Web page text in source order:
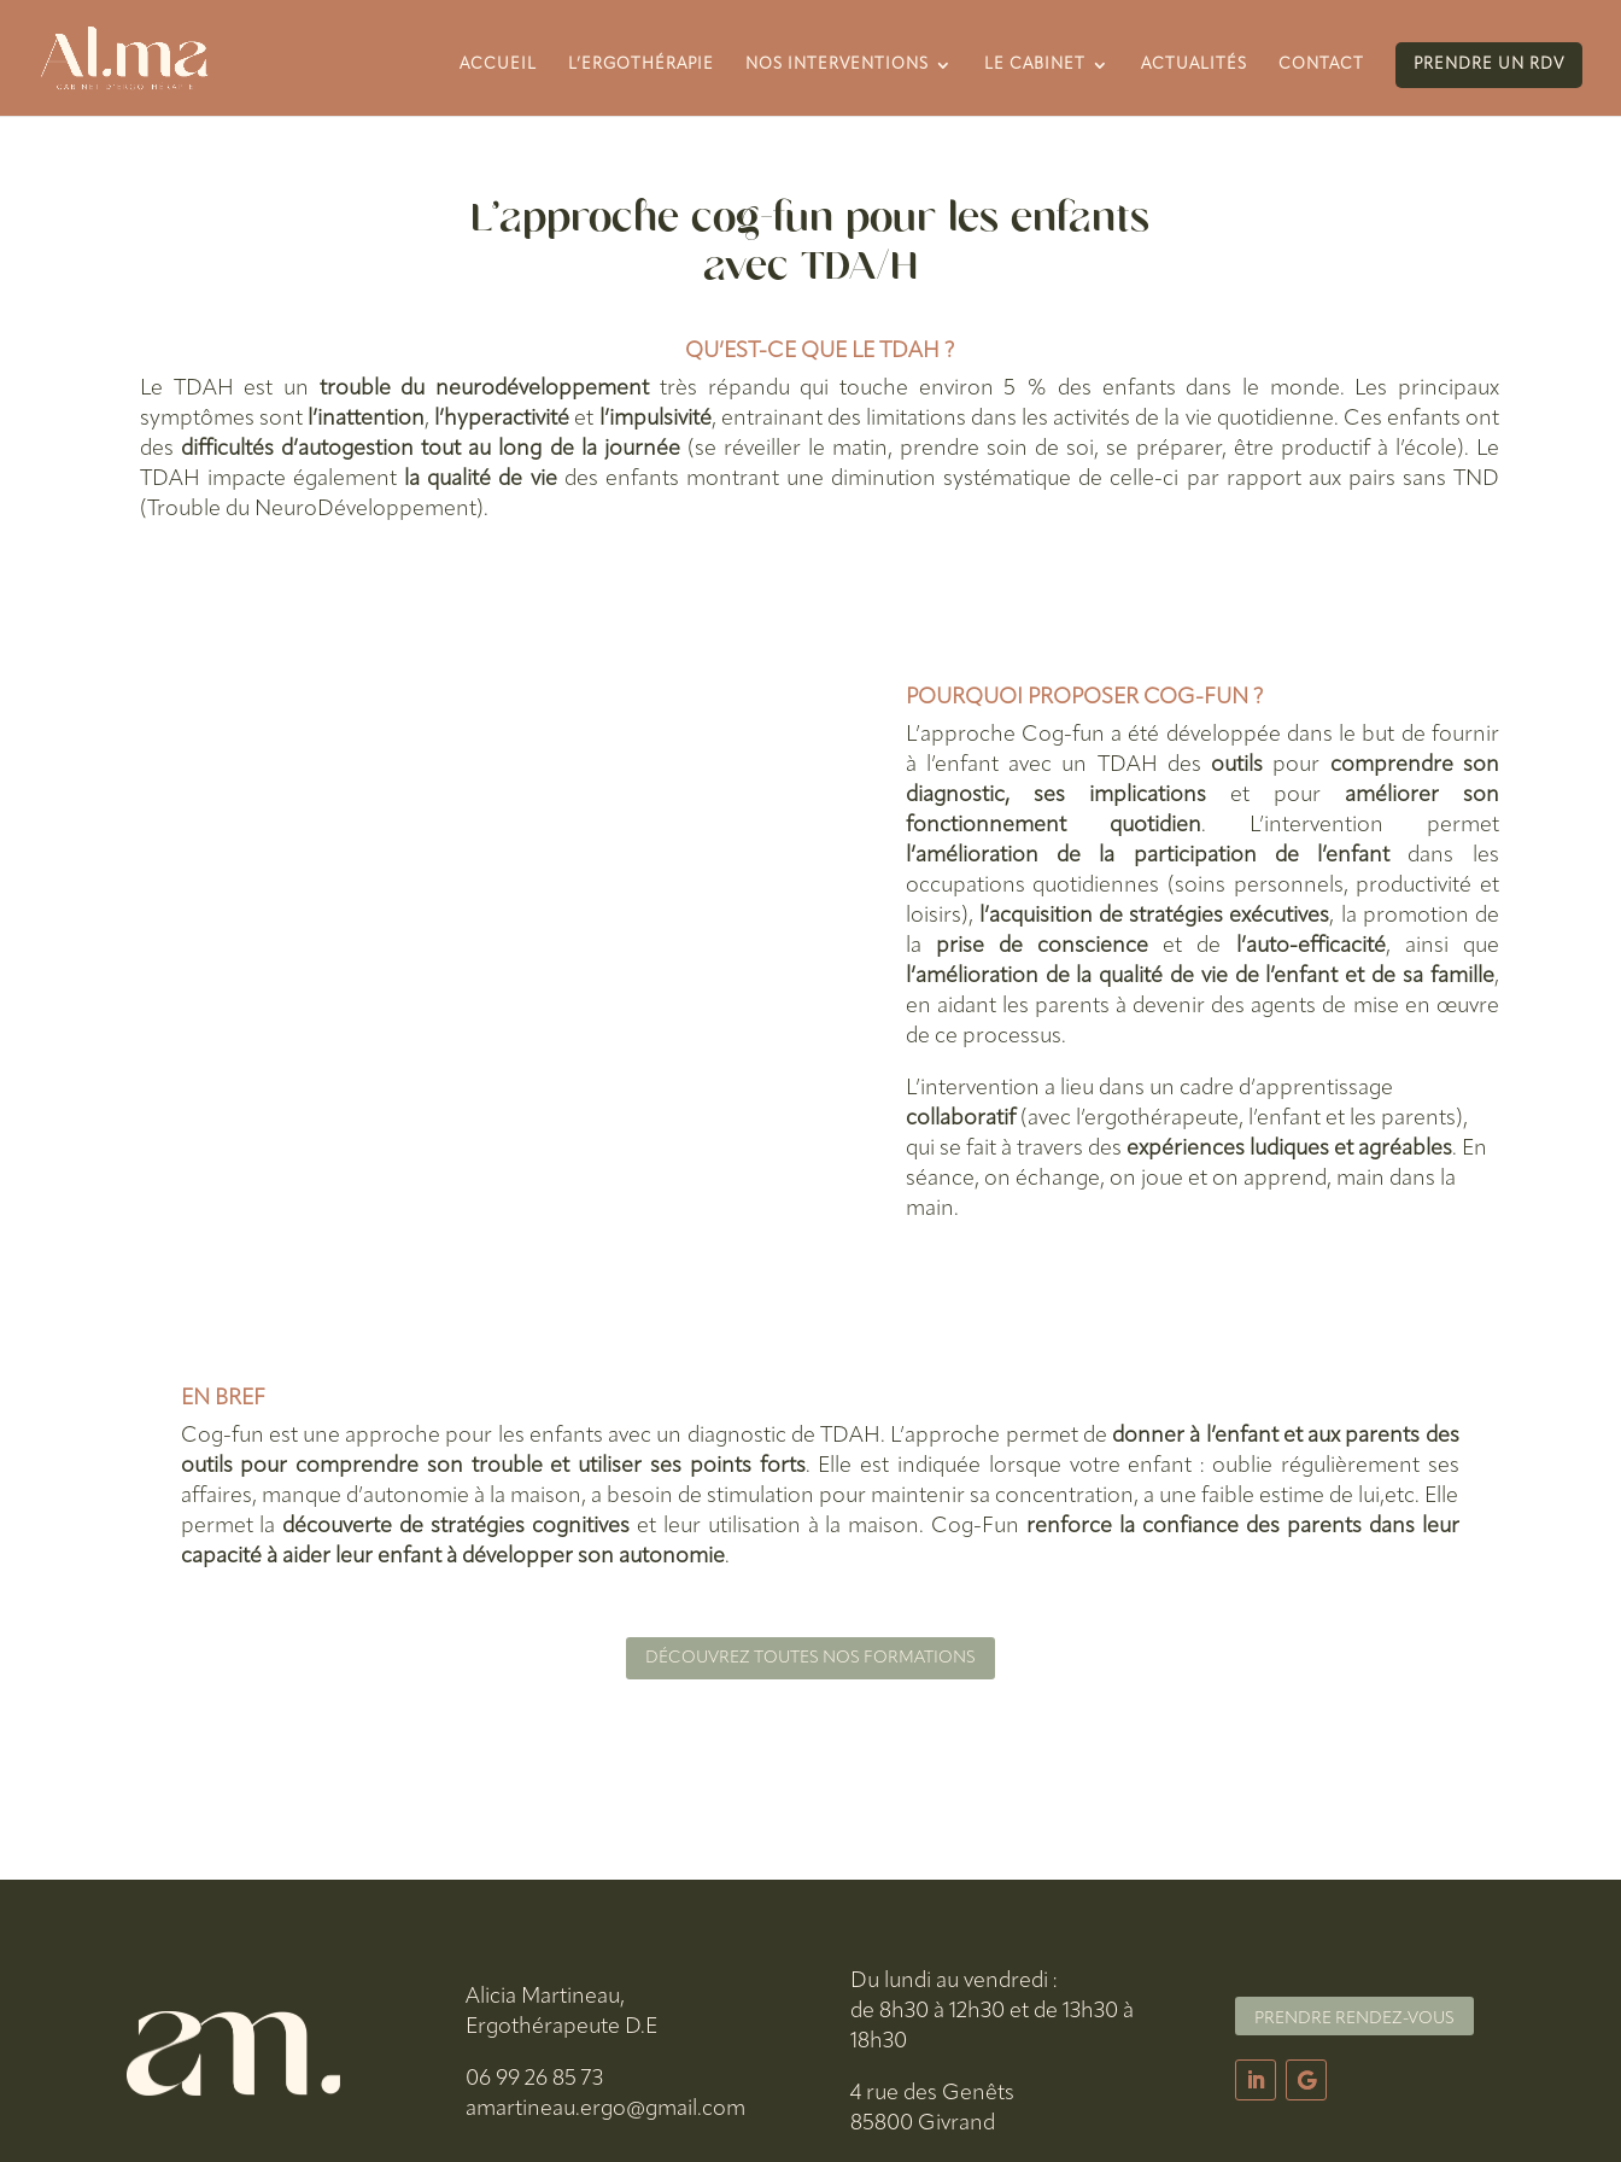
ACCUEIL L’ERGOTHÉRAPIE NOS INTERVENTIONS LE CABINET ACTUALITÉS CONTACT PRENDRE UN RDV
L’approche cog-fun pour les enfants
avec TDA/H
QU’EST-CE QUE LE TDAH ?
Le TDAH est un trouble du neurodéveloppementtrès répandu qui touche environ 5 % des enfants dans le monde. Les principaux
symptômes sont l’inattention, l’hyperactivité et l’impulsivité, entrainant des limitations dans les activités de la vie quotidienne. Ces enfants ont
des difficultés d’autogestion tout au long de la journée(se réveiller le matin, prendre soin de soi, se préparer, être productif à l’école). Le
TDAH impacte également
la qualité de viedes enfants montrant une diminution systématique de celle-ci par rapport aux pairs sans TND
(Trouble du NeuroDéveloppement).
POURQUOI PROPOSER COG-FUN ?
L’approche Cog-fun a été développée dans le but de fournir
à l’enfant avec un TDAH des outils pour comprendre son
diagnostic, ses implicationset pour améliorer son
fonctionnement quotidien. L’intervention permet
l’amélioration de la participation de l’enfantdans les
occupations quotidiennes (soins personnels, productivité et
loisirs),
l’acquisition de stratégies exécutives, la promotion de
la prise de conscience et de l’auto-efficacité, ainsi que
l’amélioration de la qualité de vie de l’enfant et de sa famille,
en aidant les parents à devenir des agents de mise en œuvre
de ce processus.
L’intervention a lieu dans un cadre d’apprentissage
collaboratif(avec l’ergothérapeute, l’enfant et les parents),
qui se fait à travers des expériences ludiques et agréables. En
séance, on échange, on joue et on apprend, main dans la
main.
EN BREF
Cog-fun est une approche pour les enfants avec un diagnostic de TDAH. L’approche permet de donner à l’enfant et aux parents des
outils pour comprendre son trouble et utiliser ses points forts. Elle est indiquée lorsque votre enfant : oublie régulièrement ses
affaires, manque d’autonomie à la maison, a besoin de stimulation pour maintenir sa concentration, a une faible estime de lui,etc. Elle
permet la découverte de stratégies cognitiveset leur utilisation à la maison. Cog-Fun renforce la confiance des parents dans leur
capacité à aider leur enfant à développer son autonomie.
DÉCOUVREZ TOUTES NOS FORMATIONS
Alicia Martineau,
Ergothérapeute D.E
06 99 26 85 73
amartineau.ergo@gmail.com
Du lundi au vendredi :
de 8h30 à 12h30 et de 13h30 à
18h30
4 rue des Genêts
85800 Givrand
PRENDRE RENDEZ-VOUS